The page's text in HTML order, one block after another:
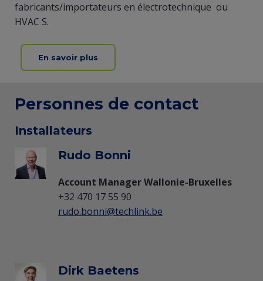
fabricants/importateurs en électrotechnique ou
HVAC S.
En savoir plus
Personnes de contact
Installateurs
Rudo Bonni
Account Manager Wallonie-Bruxelles
+32 470 17 55 90
rudo.bonni@techlink.be
Dirk Baetens